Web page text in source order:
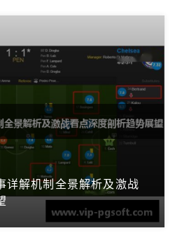
详解机制全景解析及激战